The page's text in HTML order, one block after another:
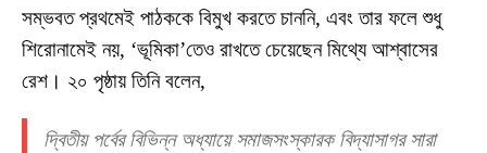
সম্ভবত প্রথমেই পাঠককে বিমুখ করতে চাননি, এবং তার ফলে শুধু
শিরোনামেই নয়, ‘ভূমিকা’তেও রাখতে চেয়েছেন মিথ্যে আশ্বাসের
রেশ। ২০ পৃষ্ঠায় তিনি বলেন,
দ্বিতীয় পর্বের বিভিন্ন অধ্যায়ে সমাজসংস্কারক বিদ্যাসাগর সারা